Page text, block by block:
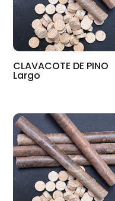
CLAVACOTE DE PINO
Largo